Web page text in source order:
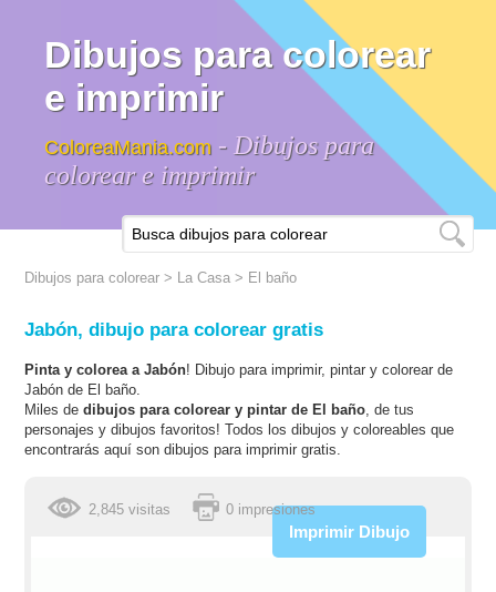
Dibujos para colorear
e imprimir
ColoreaMania.com - Dibujos para
colorear e imprimir
Dibujos para colorear > La Casa > El baño
Jabón, dibujo para colorear gratis
Pinta y colorea a Jabón! Dibujo para imprimir, pintar y colorear de
Jabón de El baño.
Miles dedibujos para colorear y pintar de El baño, de tus
personajes y dibujos favoritos! Todos los dibujos y coloreables que
encontrarás aquí son dibujos para imprimir gratis.
2,845 visitas 0 impresiones
Imprimir Dibujo